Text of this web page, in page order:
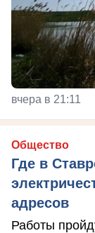
вчера в 21:11
Общество
Где в
адресов
Работы